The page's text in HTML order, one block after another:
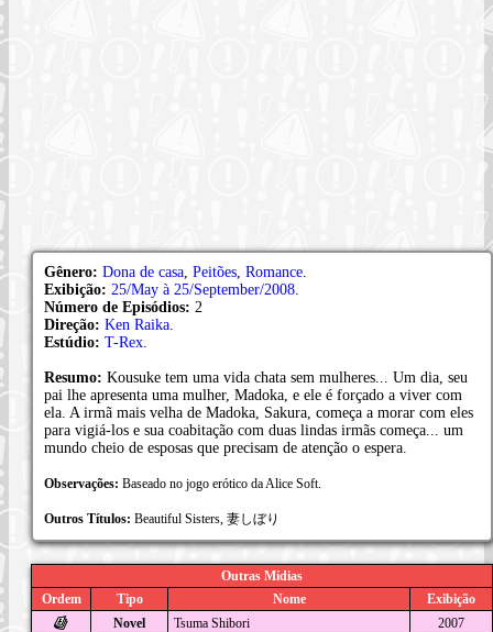
Gênero: Dona de casa Peitões Romance
Exibição: 25/May à 25/September/2008
Número de Episódios: 2
Direção: Ken Raika
Estúdio: T-Rex
Resumo: Kousuke tem uma vida chata sem mulheres... Um dia, seu
pai lhe apresenta uma mulher, Madoka, e ele é forçado a viver com
ela. A irmã mais velha de Madoka, Sakura, começa a morar com eles
para vigiá-los e sua coabitação com duas lindas irmãs começa... um
mundo cheio de esposas que precisam de atenção o espera.
Observações: Baseado no jogo erótico da Alice Soft.
Outros Títulos: Beautiful Sisters, 妻しぼり
Outras Mídias
Ordem
Tipo Nome
Exibição
Novel
Tsuma Shibori 2007